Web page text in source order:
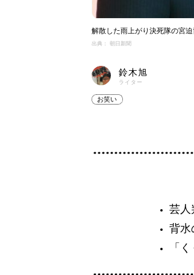
解散した雨上がり決死隊の宮
出典： 朝日新聞
鈴木旭
ライター
お笑い
芸人
背水
「